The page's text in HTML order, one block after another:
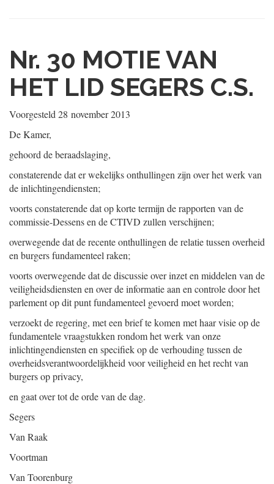
Nr. 30 MOTIE VAN
HET LID SEGERS C.S.
Voorgesteld 28 november 2013
De Kamer,
gehoord de beraadslaging,
constaterende dat er wekelijks onthullingen zijn over het werk van
de inlichtingendiensten;
voorts constaterende dat op korte termijn de rapporten van de
commissie-Dessens en de CTIVD zullen verschijnen;
overwegende dat de recente onthullingen de relatie tussen overheid
en burgers fundamenteel raken;
voorts overwegende dat de discussie over inzet en middelen van de
veiligheidsdiensten en over de informatie aan en controle door het
parlement op dit punt fundamenteel gevoerd moet worden;
verzoekt de regering, met een brief te komen met haar visie op de
fundamentele vraagstukken rondom het werk van onze
inlichtingendiensten en specifiek op de verhouding tussen de
overheidsverantwoordelijkheid voor veiligheid en het recht van
burgers op privacy,
en gaat over tot de orde van de dag.
Segers
Van Raak
Voortman
Van Toorenburg